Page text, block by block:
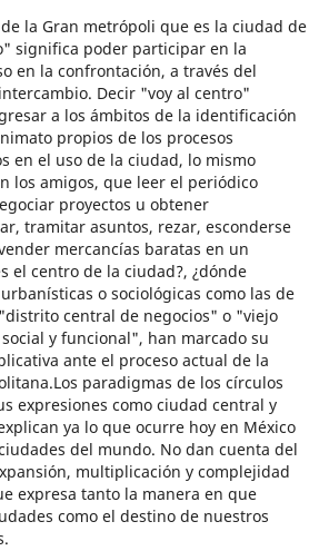
la Gran metrópoli que es la ciudad de
significa poder participar en la
en la confrontación, a través del
Decir "voy al centro"
a los ámbitos de la identificación
propios de los procesos
en el uso de la ciudad, lo mismo
los amigos, que leer el periódico
proyectos u obtener
tramitar asuntos, rezar, esconderse
mercancías baratas en un
el centro de la ciudad?, ¿dónde
o sociológicas como las de
central de negocios" o "viejo
y funcional", han marcado su
ante el proceso actual de la
paradigmas de los círculos
expresiones como ciudad central y
ya lo que ocurre hoy en México
del mundo. No dan cuenta del
multiplicación y complejidad
expresa tanto la manera en que
como el destino de nuestros